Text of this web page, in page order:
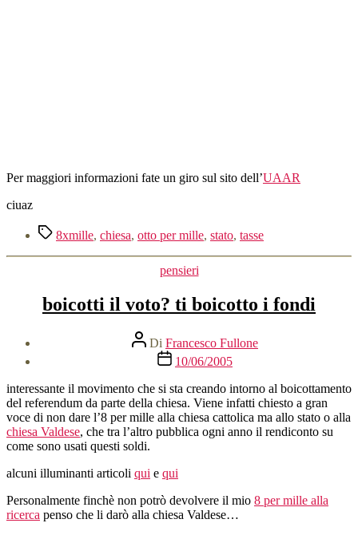
Per maggiori informazioni fate un giro sul sito dell’UAAR
ciuaz
Tag 8xmille, chiesa, otto per mille, stato, tasse
Categorie
pensieri
boicotti il voto? ti boicotto i fondi
Autore
articolo
Di Francesco Fullone
Data
dell'articolo
10/06/2005
interessante il movimento che si sta creando intorno al boicottamento
del referendum da parte della chiesa. Viene infatti chiesto a gran
voce di non dare l’8 per mille alla chiesa cattolica ma allo stato o alla
chiesa Valdese, che tra l’altro pubblica ogni anno il rendiconto su
come sono usati questi soldi.
alcuni illuminanti articoli qui e qui
Personalmente finchè non potrò devolvere il mio 8 per mille alla
ricerca penso che li darò alla chiesa Valdese…